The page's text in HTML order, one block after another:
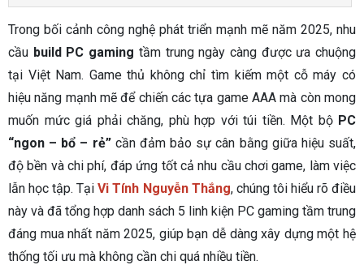
Trong bối cảnh công nghệ phát triển mạnh mẽ năm 2025, nhu
cầu build PC gaming tầm trung ngày càng được ưa chuộng
tại Việt Nam. Game thủ không chỉ tìm kiếm một cỗ máy có
hiệu năng mạnh mẽ để chiến các tựa game AAA mà còn mong
muốn mức giá phải chăng, phù hợp với túi tiền. Một bộ PC
“ngon – bổ – rẻ”cần đảm bảo sự cân bằng giữa hiệu suất,
độ bền và chi phí, đáp ứng tốt cả nhu cầu chơi game, làm việc
lẫn học tập. TạiVi Tính Nguyễn Thắng, chúng tôi hiểu rõ điều
này và đã tổng hợp danh sách 5 linh kiện PC gaming tầm trung
đáng mua nhất năm 2025, giúp bạn dễ dàng xây dựng một hệ
thống tối ưu mà không cần chi quá nhiều tiền.